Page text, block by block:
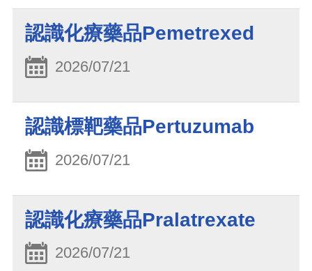
認識化療藥品Pemetrexed
2026/07/21
認識標靶藥品Pertuzumab
2026/07/21
認識化療藥品Pralatrexate
2026/07/21